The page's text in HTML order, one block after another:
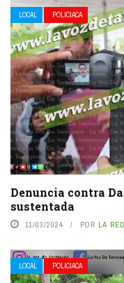
LOCAL POLICIACA
Denuncia contra
sustentada
11/03/2024 POR LA
LOCAL POLICIACA